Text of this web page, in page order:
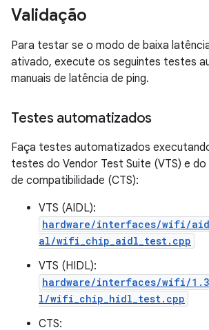
Validação
Para testar se o modo de baixa
ativado, execute os seguintes testes
manuais de latência de ping.
Testes automatizados
Faça testes automatizados
testes do Vendor Test Suite (VTS) e
de compatibilidade (CTS):
VTS (AIDL):
hardware/interfaces/wifi/
al/wifi_chip_aidl_test.cpp
VTS (HIDL):
hardware/interfaces/wifi/
l/wifi_chip_hidl_test.cpp
CTS: